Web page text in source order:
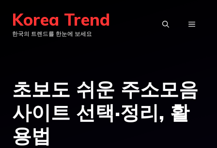
Korea Trend
한국의 트렌드를 한눈에 보세요
메
초보도 쉬운 주소모음
사이트 선택·정리, 활
용법